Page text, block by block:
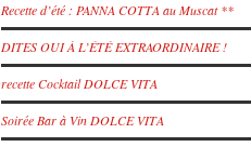
Recette d’été : PANNA COTTA au Muscat **
DITES OUI À L’ÉTÉ EXTRAORDINAIRE !
recette Cocktail DOLCE VITA
Soirée Bar à Vin DOLCE VITA